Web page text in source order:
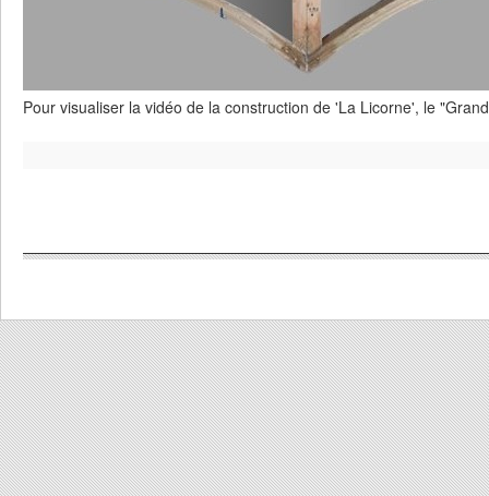
Pour visualiser la vidéo de la construction de 'La Licorne', le